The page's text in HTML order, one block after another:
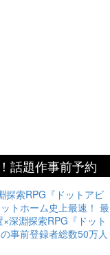
話題作事前予約
探索RPG『ドットアビ
トホーム史上最速！ 最
×深淵探索RPG『ドット
事前登録者総数50万人